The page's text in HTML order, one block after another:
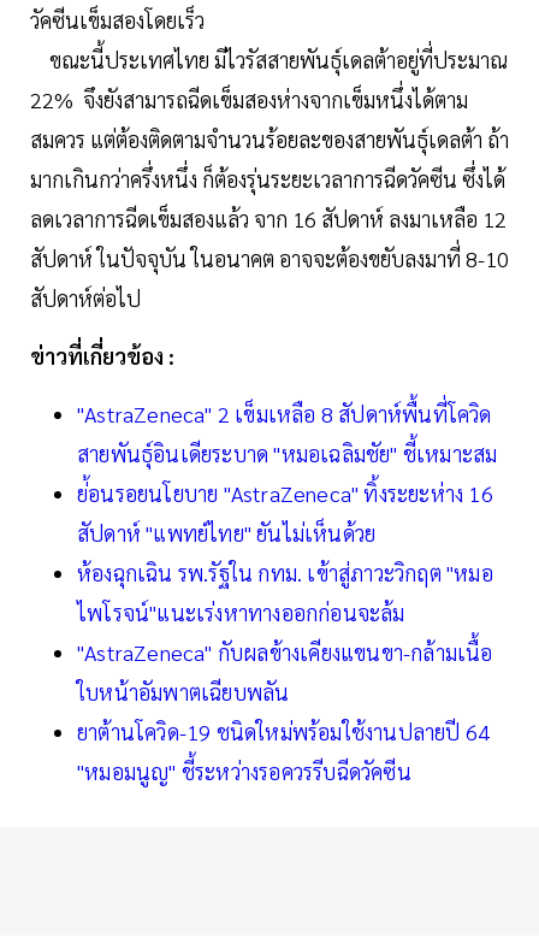
วัคซีนเข็มสองโดยเร็ว
ขณะนี้ประเทศไทย มีไวรัสสายพันธุ์เดลต้าอยู่ที่ประมาณ
22% จึงยังสามารถฉีดเข็มสองห่างจากเข็มหนึ่งได้ตาม
สมควร แต่ต้องติดตามจำนวนร้อยละของสายพันธุ์เดลต้า ถ้า
มากเกินกว่าครึ่งหนึ่ง ก็ต้องรุ่นระยะเวลาการฉีดวัคซีน ซึ่งได้
ลดเวลาการฉีดเข็มสองแล้ว จาก 16 สัปดาห์ ลงมาเหลือ 12
สัปดาห์ ในปัจจุบัน ในอนาคต อาจจะต้องขยับลงมาที่ 8-10
สัปดาห์ต่อไป
ข่าวที่เกี่ยวข้อง :
"AstraZeneca" 2 เข็มเหลือ 8 สัปดาห์พื้นที่โควิด
สายพันธุ์อินเดียระบาด "หมอเฉลิมชัย" ชี้เหมาะสม
ย่้อนรอยนโยบาย "AstraZeneca" ทิ้งระยะห่าง 16
สัปดาห์ "แพทย์ไทย" ยันไม่เห็นด้วย
ห้องฉุกเฉิน รพ.รัฐใน กทม. เข้าสู่ภาวะวิกฤต "หมอ
ไพโรจน์"แนะเร่งหาทางออกก่อนจะล้ม
"AstraZeneca" กับผลข้างเคียงแขนขา-กล้ามเนื้อ
ใบหน้าอัมพาตเฉียบพลัน
ยาต้านโควิด-19 ชนิดใหม่พร้อมใช้งานปลายปี 64
"หมอมนูญ" ชี้ระหว่างรอควรรีบฉีดวัคซีน